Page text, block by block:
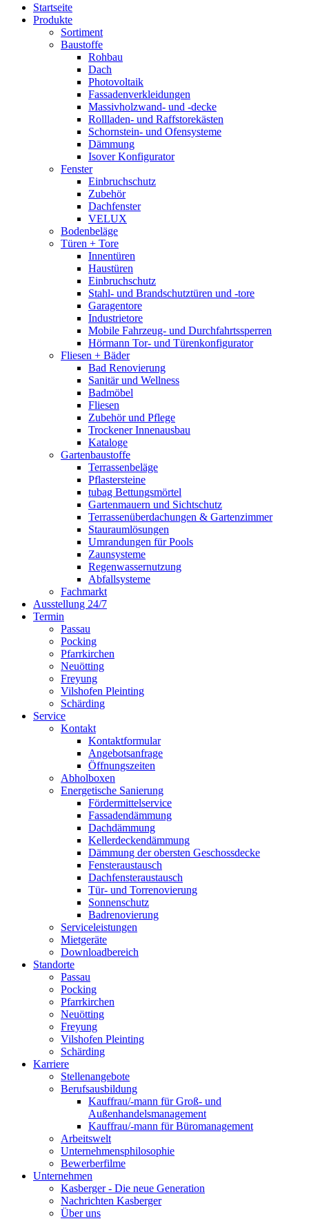
Startseite
Produkte
Sortiment
Baustoffe
Rohbau
Dach
Photovoltaik
Fassadenverkleidungen
Massivholzwand- und -decke
Rollladen- und Raffstorekästen
Schornstein- und Ofensysteme
Dämmung
Isover Konfigurator
Fenster
Einbruchschutz
Zubehör
Dachfenster
VELUX
Bodenbeläge
Türen + Tore
Innentüren
Haustüren
Einbruchschutz
Stahl- und Brandschutztüren und -tore
Garagentore
Industrietore
Mobile Fahrzeug- und Durchfahrtssperren
Hörmann Tor- und Türenkonfigurator
Fliesen + Bäder
Bad Renovierung
Sanitär und Wellness
Badmöbel
Fliesen
Zubehör und Pflege
Trockener Innenausbau
Kataloge
Gartenbaustoffe
Terrassenbeläge
Pflastersteine
tubag Bettungsmörtel
Gartenmauern und Sichtschutz
Terrassenüberdachungen & Gartenzimmer
Stauraumlösungen
Umrandungen für Pools
Zaunsysteme
Regenwassernutzung
Abfallsysteme
Fachmarkt
Ausstellung 24/7
Termin
Passau
Pocking
Pfarrkirchen
Neuötting
Freyung
Vilshofen Pleinting
Schärding
Service
Kontakt
Kontaktformular
Angebotsanfrage
Öffnungszeiten
Abholboxen
Energetische Sanierung
Fördermittelservice
Fassadendämmung
Dachdämmung
Kellerdeckendämmung
Dämmung der obersten Geschossdecke
Fensteraustausch
Dachfensteraustausch
Tür- und Torrenovierung
Sonnenschutz
Badrenovierung
Serviceleistungen
Mietgeräte
Downloadbereich
Standorte
Passau
Pocking
Pfarrkirchen
Neuötting
Freyung
Vilshofen Pleinting
Schärding
Karriere
Stellenangebote
Berufsausbildung
Kauffrau/-mann für Groß- und
Außenhandelsmanagement
Kauffrau/-mann für Büromanagement
Arbeitswelt
Unternehmensphilosophie
Bewerberfilme
Unternehmen
Kasberger - Die neue Generation
Nachrichten Kasberger
Über uns